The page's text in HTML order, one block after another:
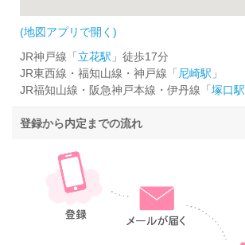
(地図アプリで開く)
JR神戸線「 立花駅 」徒歩17分
JR東西線・福知山線・神戸線「 尼崎駅 」
JR福知山線・阪急神戸本線・伊丹線「 塚口駅
登録から内定までの流れ